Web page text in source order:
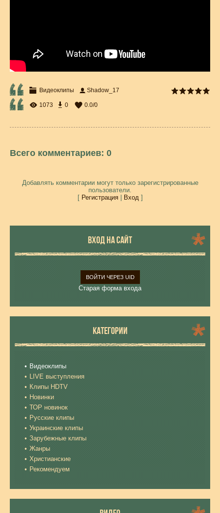
Видеоклипы Shadow_17
1073 0 0.0/0
Всего комментариев: 0
Добавлять комментарии могут только зарегистрированные
пользователи.
[ Регистрация| Вход]
ВХОД НА САЙТ
ВОЙТИ ЧЕРЕЗ UID
Старая форма входа
КАТЕГОРИИ
Видеоклипы
LIVE выступления
Клипы HDTV
Новинки
ТОР новинок
Русские клипы
Украинские клипы
Зарубежные клипы
Жанры
Христианские
Рекомендуем